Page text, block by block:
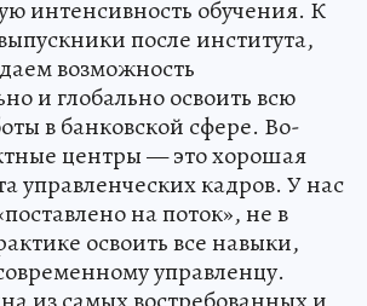
интенсивность обучения. К
после института,
возможность
и глобально освоить всю
в банковской сфере. Во-
центры — это хорошая
управленческих кадров. У нас
на поток», не в
освоить все навыки,
управленцу.